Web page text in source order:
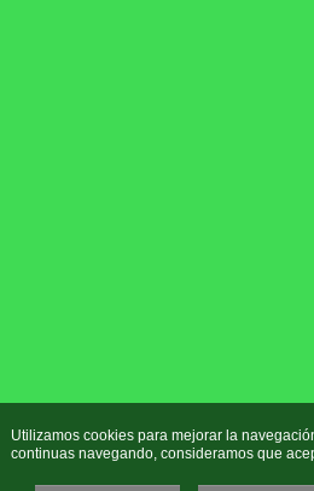
Utilizamos cookies para mejorar la
continuas navegando, consideramos que